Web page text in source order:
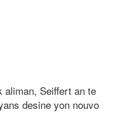
aliman, Seiffert an te
desine yon nouvo